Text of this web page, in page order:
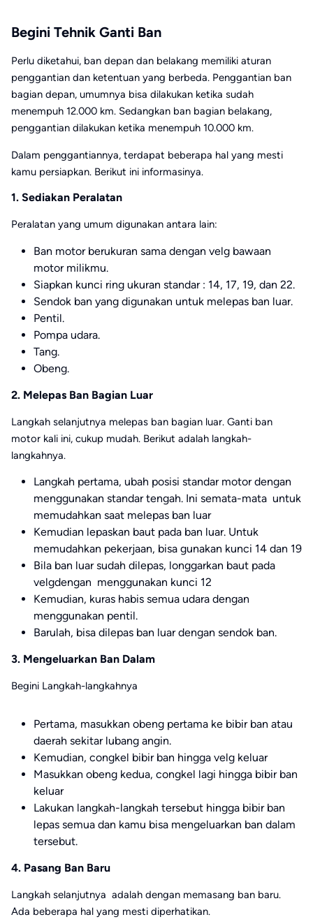
Begini Tehnik Ganti Ban
Perlu diketahui, ban depan dan belakang memiliki aturan
penggantian dan ketentuan yang berbeda. Penggantian ban
bagian depan, umumnya bisa dilakukan ketika sudah
menempuh 12.000 km. Sedangkan ban bagian belakang,
penggantian dilakukan ketika menempuh 10.000 km.
Dalam penggantiannya, terdapat beberapa hal yang mesti
kamu persiapkan. Berikut ini informasinya.
1. Sediakan Peralatan
Peralatan yang umum digunakan antara lain:
Ban motor berukuran sama dengan velg bawaan
motor milikmu.
Siapkan kunci ring ukuran standar : 14, 17, 19, dan 22.
Sendok ban yang digunakan untuk melepas ban luar.
Pentil.
Pompa udara.
Tang.
Obeng.
2. Melepas Ban Bagian Luar
Langkah selanjutnya melepas ban bagian luar. Ganti ban
motor kali ini, cukup mudah. Berikut adalah langkah-
langkahnya.
Langkah pertama, ubah posisi standar motor dengan
menggunakan standar tengah. Ini semata-mata untuk
memudahkan saat melepas ban luar
Kemudian lepaskan baut pada ban luar. Untuk
memudahkan pekerjaan, bisa gunakan kunci 14 dan 19
Bila ban luar sudah dilepas, longgarkan baut pada
velgdengan menggunakan kunci 12
Kemudian, kuras habis semua udara dengan
menggunakan pentil.
Barulah, bisa dilepas ban luar dengan sendok ban.
3. Mengeluarkan Ban Dalam
Begini Langkah-langkahnya
Pertama, masukkan obeng pertama ke bibir ban atau
daerah sekitar lubang angin.
Kemudian, congkel bibir ban hingga velg keluar
Masukkan obeng kedua, congkel lagi hingga bibir ban
keluar
Lakukan langkah-langkah tersebut hingga bibir ban
lepas semua dan kamu bisa mengeluarkan ban dalam
tersebut.
4. Pasang Ban Baru
Langkah selanjutnya adalah dengan memasang ban baru.
Ada beberapa hal yang mesti diperhatikan.